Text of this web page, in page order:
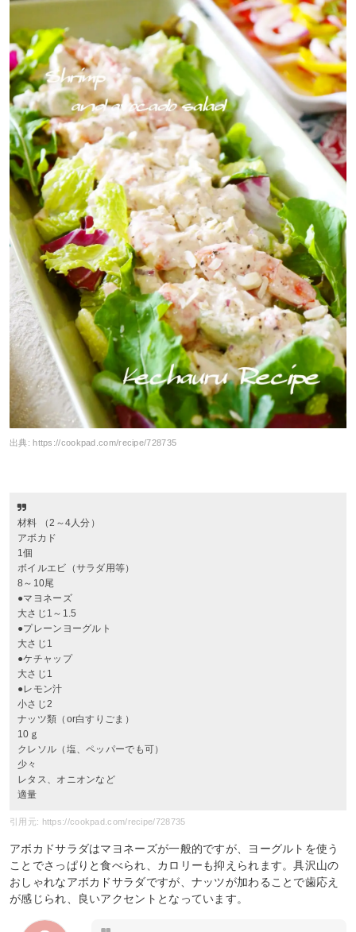
出典:https://cookpad.com/recipe/728735
材料 （2～4人分）
アボカド
1個
ボイルエビ（サラダ用等）
8～10尾
●マヨネーズ
大さじ1～1.5
●プレーンヨーグルト
大さじ1
●ケチャップ
大さじ1
●レモン汁
小さじ2
ナッツ類（or白すりごま）
10ｇ
クレソル（塩、ペッパーでも可）
少々
レタス、オニオンなど
適量
引用元: https://cookpad.com/recipe/728735
アボカドサラダはマヨネーズが一般的ですが、ヨーグルトを使う
ことでさっぱりと食べられ、カロリーも抑えられます。具沢山の
おしゃれなアボカドサラダですが、ナッツが加わることで歯応え
が感じられ、良いアクセントとなっています。